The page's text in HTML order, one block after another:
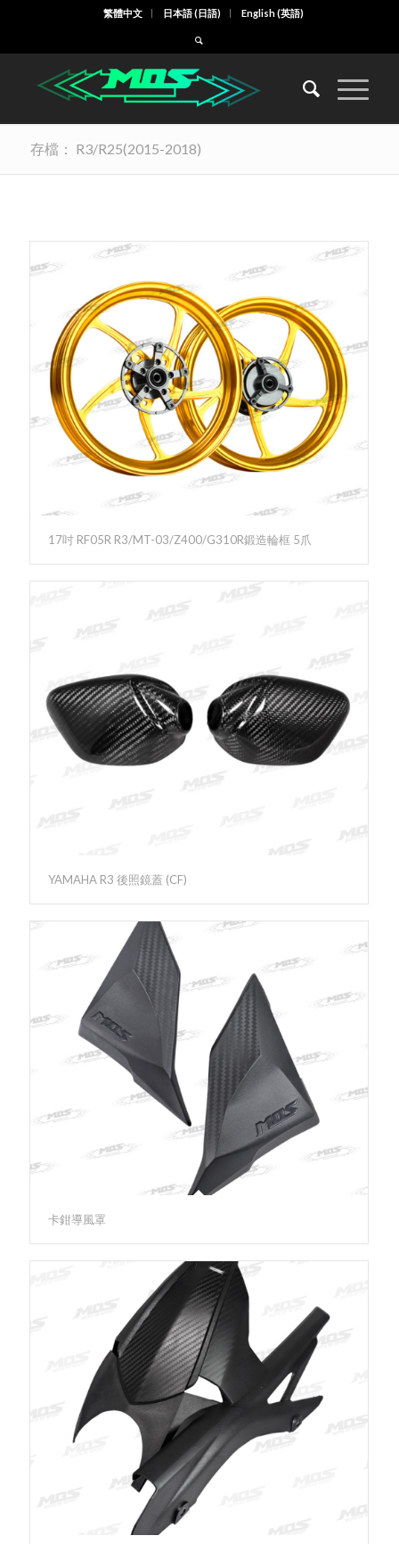
繁體中文 日本語(日語) English(英語)
存檔： R3/R25(2015-2018)
17吋 RF05R R3/MT-03/Z400/G310R鍛造輪框 5爪
YAMAHA R3 後照鏡蓋 (CF)
卡鉗導風罩